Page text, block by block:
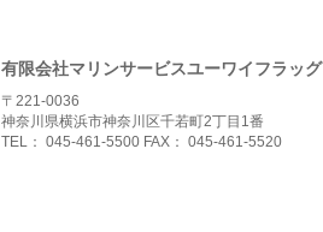
有限会社マリンサービスユーワイフラッグ
〒221-0036
神奈川県横浜市神奈川区千若町2丁目1番
TEL： 045-461-5500 FAX： 045-461-5520